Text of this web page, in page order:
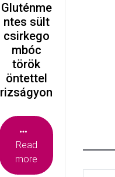
Gluténme
ntes sült
csirkego
mbóc
török
öntettel
rizságyon
Read
more